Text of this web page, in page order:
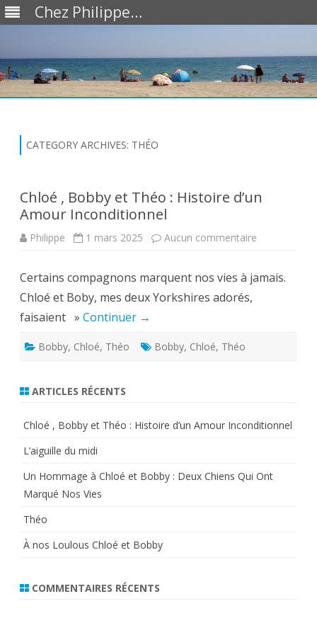
Chez Philippe…
CATEGORY ARCHIVES: THÉO
Chloé , Bobby et Théo : Histoire d’un
Amour Inconditionnel
Philippe 1 mars 2025 Aucun commentaire
et
Certains compagnons marquent nos vies à jamais.
Chloé et Boby, mes deux Yorkshires adorés,
faisaient » Continuer →
Bobby, Chloé, Théo Bobby, Chloé, Théo
ARTICLES RÉCENTS
Chloé , Bobby et Théo : Histoire d’un Amour Inconditionnel
L’aiguille du midi
Un Hommage à Chloé et Bobby : Deux Chiens Qui Ont
Marqué Nos Vies
Théo
À nos Loulous Chloé et Bobby
COMMENTAIRES RÉCENTS